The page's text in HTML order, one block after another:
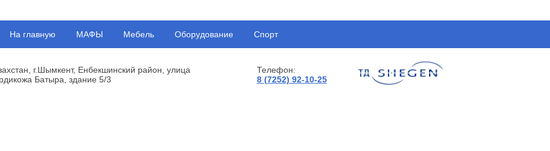
На главную МАФЫ Мебель Оборудование Спорт
г.Шымкент, Енбекшинский район, улица
Батыра, здание 5/3
Телефон:
8 (7252) 92-10-25